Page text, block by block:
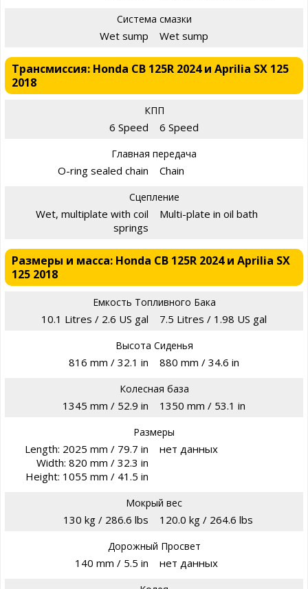
Система смазки
Wet sump Wet sump
Трансмиссия: Honda CB 125R 2024 и Aprilia SX 125
2018
КПП
6 Speed 6 Speed
Главная передача
O-ring sealed chain Chain
Сцепление
Wet, multiplate with coil
springs
Multi-plate in oil bath
Размеры и масса: Honda CB 125R 2024 и Aprilia SX
125 2018
Емкость Топливного Бака
10.1 Litres / 2.6 US gal 7.5 Litres / 1.98 US gal
Высота Сиденья
816 mm / 32.1 in 880 mm / 34.6 in
Колесная база
1345 mm / 52.9 in 1350 mm / 53.1 in
Размеры
Length: 2025 mm / 79.7 in
Width: 820 mm / 32.3 in
Height: 1055 mm / 41.5 in
нет данных
Мокрый вес
130 kg / 286.6 lbs 120.0 kg / 264.6 lbs
Дорожный Просвет
140 mm / 5.5 in нет данных